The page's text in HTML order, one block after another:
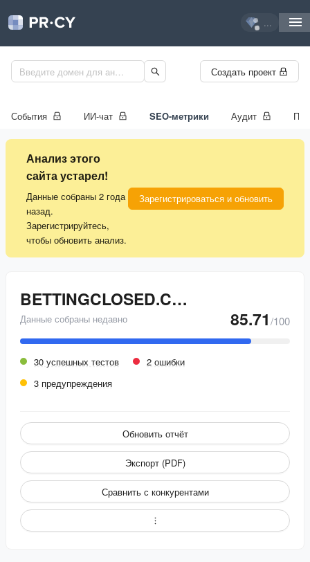
...
Создать проект
События ИИ-чат SEO-метрики Аудит
Анализ этого
сайта устарел!
Данные собраны 2 года
назад.
Зарегистрируйтесь,
чтобы обновить анализ.
Зарегистрироваться и обновить
BETTINGCLOSED.COM
Данные собраны недавно 85.71/100
30 успешных тестов
2 ошибки
3 предупреждения
Обновить отчёт
Экспорт (PDF)
Сравнить с конкурентами